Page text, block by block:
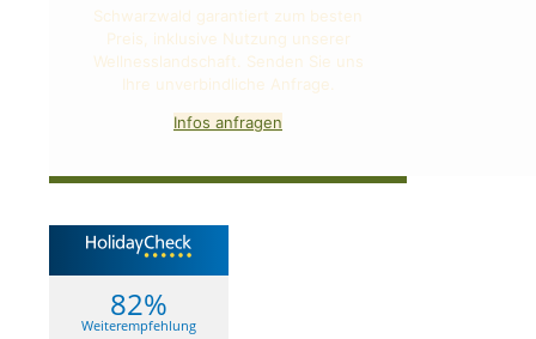
Schwarzwald garantiert zum besten
Preis, inklusive Nutzung unserer
Wellnesslandschaft. Senden Sie uns
Ihre unverbindliche Anfrage.
Infos anfragen
82%
Weiterempfehlung